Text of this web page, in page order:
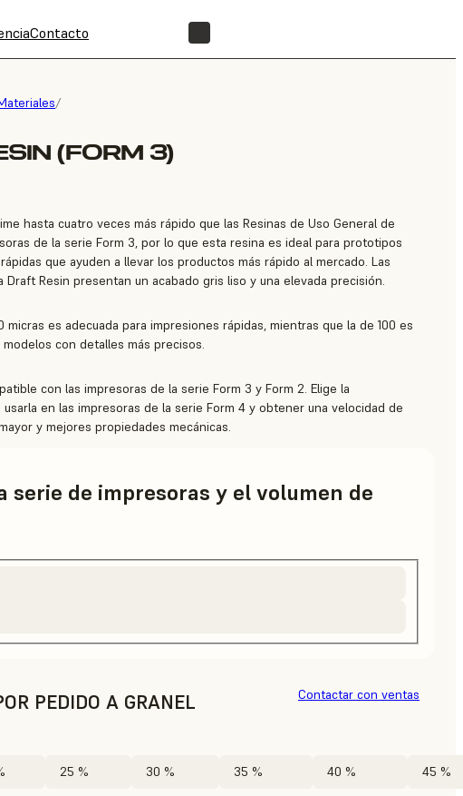
Contacto
/
(FORM 3)
hasta cuatro veces más rápido que las Resinas de Uso General de
de la serie Form 3, por lo que esta resina es ideal para prototipos
que ayuden a llevar los productos más rápido al mercado. Las
Draft Resin presentan un acabado gris liso y una elevada precisión.
micras es adecuada para impresiones rápidas, mientras que la de 100 es
con detalles más precisos.
con las impresoras de la serie Form 3 y Form 2. Elige la
usarla en las impresoras de la serie Form 4 y obtener una velocidad de
y mejores propiedades mecánicas.
serie de impresoras y el volumen de
PEDIDO A GRANEL
25 % 30 % 35 % 40 % 45 %
Contactar con ventas